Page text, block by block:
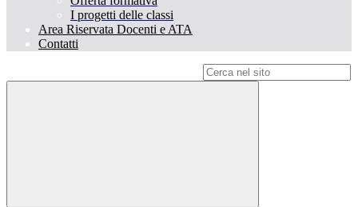
I progetti delle classi
Area Riservata Docenti e ATA
Contatti